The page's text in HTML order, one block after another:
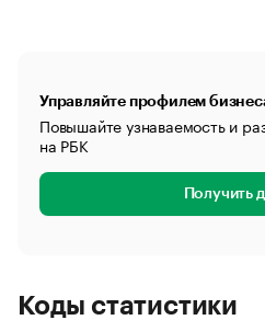
Управляйте профилем
Повышайте узнаваемость и
на РБК
Получить
Коды статистики